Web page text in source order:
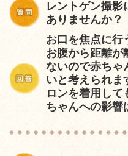
レントゲン撮影
ありませんか？
お口を焦点に行
お腹から距離が
ないので赤ちゃ
いと考えられま
ロンを着用し
ちゃんへの影響